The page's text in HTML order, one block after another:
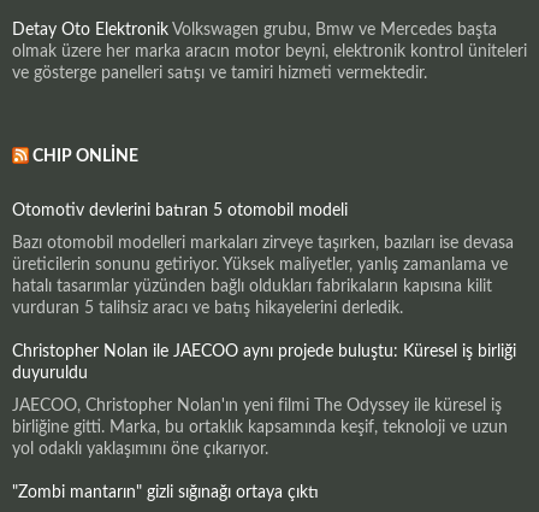
Detay Oto Elektronik Volkswagen grubu, Bmw ve Mercedes başta
olmak üzere her marka aracın motor beyni, elektronik kontrol üniteleri
ve gösterge panelleri satışı ve tamiri hizmeti vermektedir.
CHIP ONLINE
Otomotiv devlerini batıran 5 otomobil modeli
Bazı otomobil modelleri markaları zirveye taşırken, bazıları ise devasa
üreticilerin sonunu getiriyor. Yüksek maliyetler, yanlış zamanlama ve
hatalı tasarımlar yüzünden bağlı oldukları fabrikaların kapısına kilit
vurduran 5 talihsiz aracı ve batış hikayelerini derledik.
Christopher Nolan ile JAECOO aynı projede buluştu: Küresel iş birliği
duyuruldu
JAECOO, Christopher Nolan'ın yeni filmi The Odyssey ile küresel iş
birliğine gitti. Marka, bu ortaklık kapsamında keşif, teknoloji ve uzun
yol odaklı yaklaşımını öne çıkarıyor.
"Zombi mantarın" gizli sığınağı ortaya çıktı